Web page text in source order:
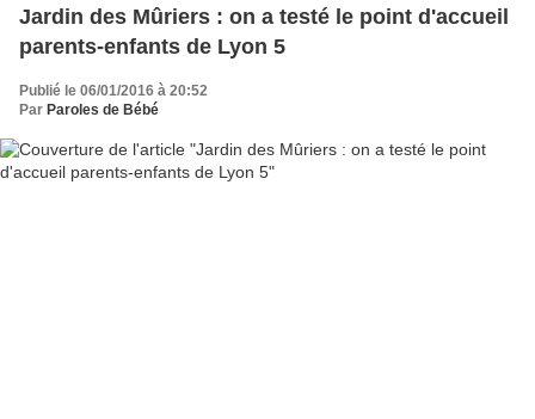
Jardin des Mûriers : on a testé le point d'accueil
parents-enfants de Lyon 5
Publié le 06/01/2016 à 20:52
Par Paroles de Bébé